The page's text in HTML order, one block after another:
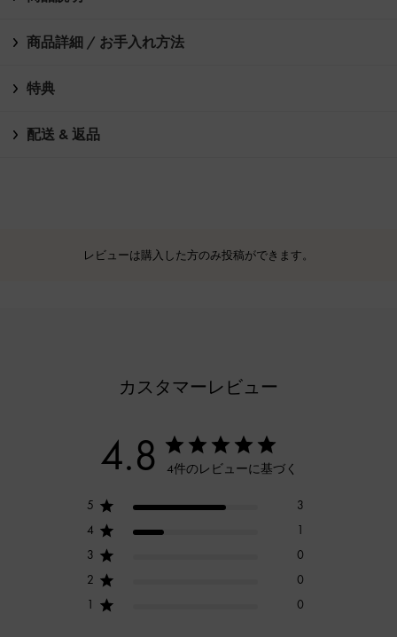
商品詳細 / お手入れ方法
特典
配送 & 返品
レビューは購入した方のみ投稿ができます。
カスタマーレビュー
4.8 4件のレビューに基づく
5
3
4
1
3
0
2
0
1
0